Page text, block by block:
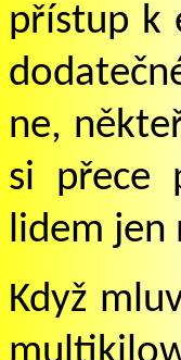
přístup k
ne,
si přece
lidem jen
Když